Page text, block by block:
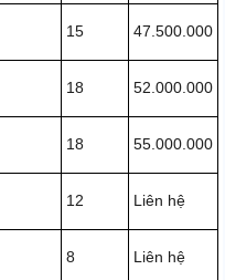
15 47.500.000
18 52.000.000
18 55.000.000
12 Liên hệ
8 Liên hệ